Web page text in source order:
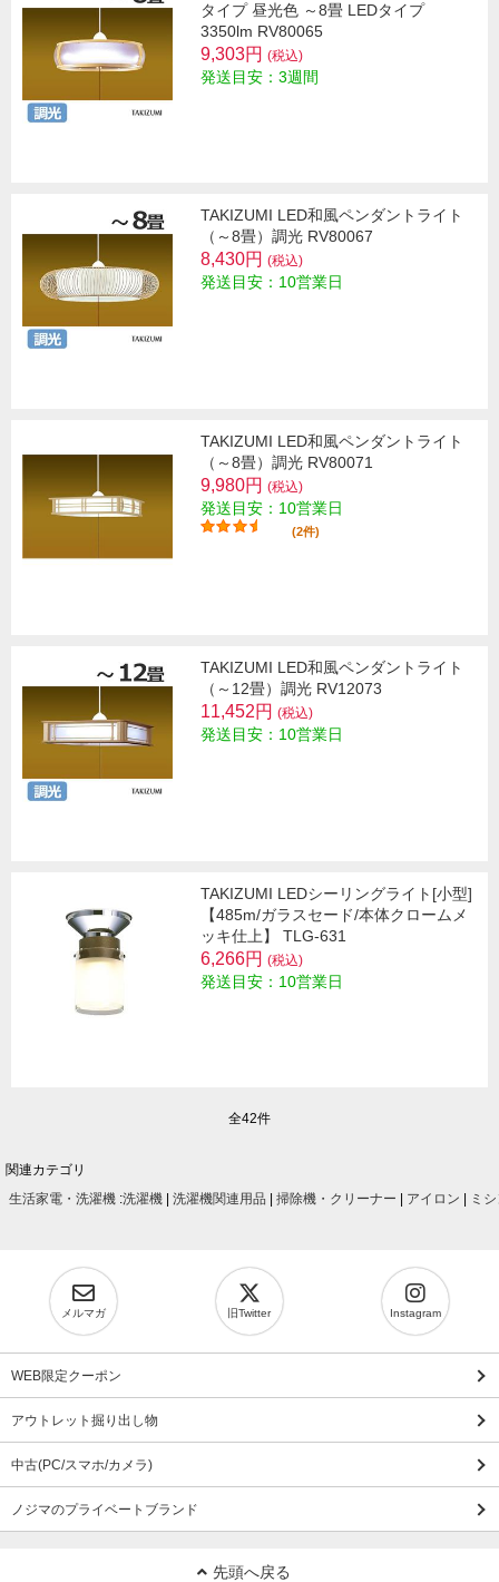
タイプ 昼光色 ～8畳 LEDタイプ
3350lm RV80065
9,303円 (税込)
発送目安：3週間
TAKIZUMI LED和風ペンダントライト
（～8畳）調光 RV80067
8,430円 (税込)
発送目安：10営業日
TAKIZUMI LED和風ペンダントライト
（～8畳）調光 RV80071
9,980円 (税込)
発送目安：10営業日
(2件)
TAKIZUMI LED和風ペンダントライト
（～12畳）調光 RV12073
11,452円 (税込)
発送目安：10営業日
TAKIZUMI LEDシーリングライト[小型]
【485m/ガラスセード/本体クロームメ
ッキ仕上】 TLG-631
6,266円 (税込)
発送目安：10営業日
全42件
関連カテゴリ
生活家電・洗濯機 :洗濯機 洗濯機関連用品 掃除機・クリーナー アイロン ミ
メルマガ 旧Twitter Instagram
WEB限定クーポン
アウトレット掘り出し物
中古(PC/スマホ/カメラ)
ノジマのプライベートブランド
先頭へ戻る